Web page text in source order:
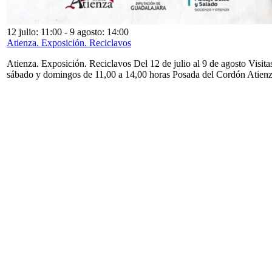
12 julio: 11:00 - 9 agosto: 14:00
Atienza. Exposición. Reciclavos
Atienza. Exposición. Reciclavos Del 12 de julio al 9 de agosto
sábado y domingos de 11,00 a 14,00 horas Posada del Cordón